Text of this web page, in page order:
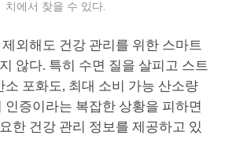
치에서 찾을 수 있다.
외해도 건강 관리를 위한 스마트
않다. 특히 수면 질을 살피고 스트
소 포화도, 최대 소비 가능 산소량
인증이라는 복잡한 상황을 피하면
한 건강 관리 정보를 제공하고 있